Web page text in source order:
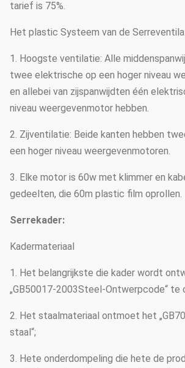
tarief is 75%.
Het plastic Systeem van de
1. Hoogste ventilatie: Alle
twee elektrische op een hoger niveau
en allebei van zijspanwijdten één
niveau weergevenmotor hebben.
2. Zijventilatie: Beide kanten hebben
een hoger niveau weergevenmotoren.
3. Elke motor is 60w met klimmer en
gedeelten, die 60m plastic film oprollen.
Serrekader:
Kadermateriaal
1. Het belangrijkste die kader wordt
„GB50017-2003Steel-Ontwerpcode“ te
2. Het staalmateriaal ontmoet het
staal“;
3. Hete onderdompeling die hete de